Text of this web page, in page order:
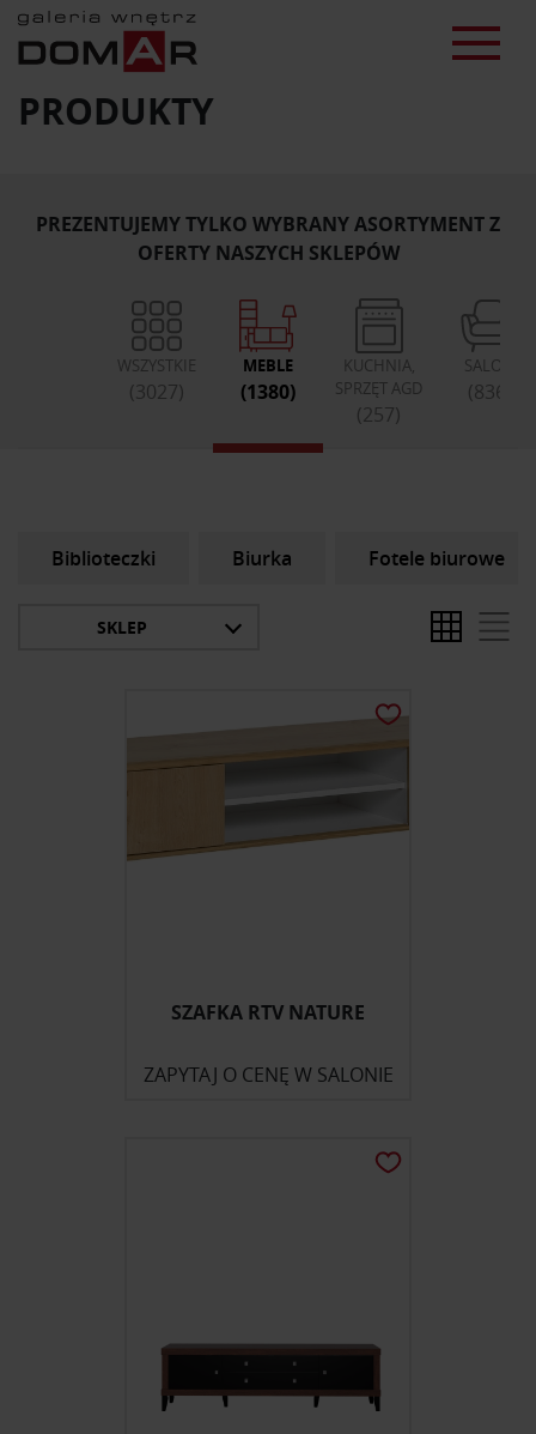
PRODUKTY
PREZENTUJEMY TYLKO WYBRANY ASORTYMENT Z
OFERTY NASZYCH SKLEPÓW
WSZYSTKIE
(3027)
MEBLE
(1380)
KUCHNIA,
SPRZĘT AGD
(257)
SALON
(836)
Biblioteczki Biurka Fotele biurowe
SKLEP
SZAFKA RTV NATURE
ZAPYTAJ O CENĘ W SALONIE